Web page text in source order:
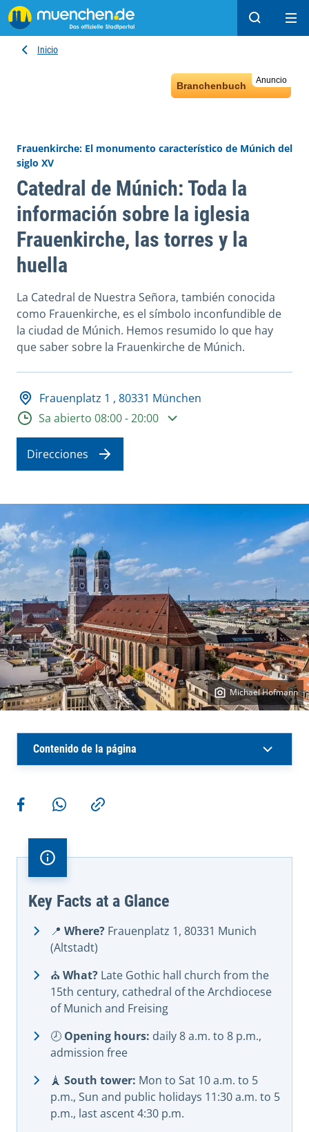
Buscar
Inicio
Anuncio
Branchenbuch
Frauenkirche: El monumento característico de Múnich del
siglo XV
Catedral de Múnich: Toda la
información sobre la iglesia
Frauenkirche, las torres y la
huella
La Catedral de Nuestra Señora, también conocida
como Frauenkirche, es el símbolo inconfundible de
la ciudad de Múnich. Hemos resumido lo que hay
que saber sobre la Frauenkirche de Múnich.
Adresse und Öffnungszeiten
Frauenplatz 1 , 80331 München
Horario de apertura
Sa abierto 08:00 - 20:00
Direcciones
Michael Hofmann
Contenido de la página
Más acciones
Compartir en Facebook
Compartir en WhatsApp
Copiar enlace
Key Facts at a Glance
📍 Where? Frauenplatz 1, 80331 Munich
(Altstadt)
⛪What? Late Gothic hall church from the
15th century, cathedral of the Archdiocese
of Munich and Freising
🕗 Opening hours: daily 8 a.m. to 8 p.m.,
admission free
🗼 South tower: Mon to Sat 10 a.m. to 5
p.m., Sun and public holidays 11:30 a.m. to 5
p.m., last ascent 4:30 p.m.